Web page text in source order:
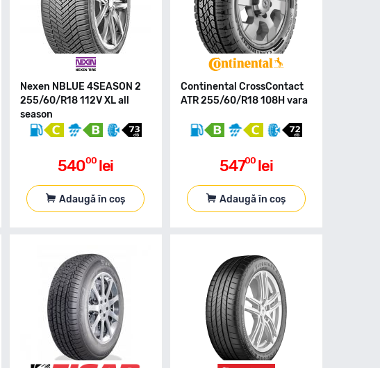
Nexen NBLUE 4SEASON 2
255/60/R18 112V XL all
season
54000 lei
Adaugă în coș
Continental CrossContact
ATR 255/60/R18 108H vara
54700 lei
Adaugă în coș